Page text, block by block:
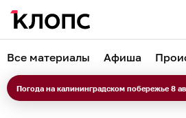
Все материалы Афиша
Погода на калининградском побережье 8